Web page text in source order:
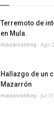
Terremoto de
en Mula.
mazarronhoy Ago
Hallazgo de un
Mazarrón
mazarronhoy Jul